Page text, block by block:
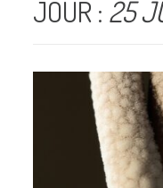
JOUR : 25